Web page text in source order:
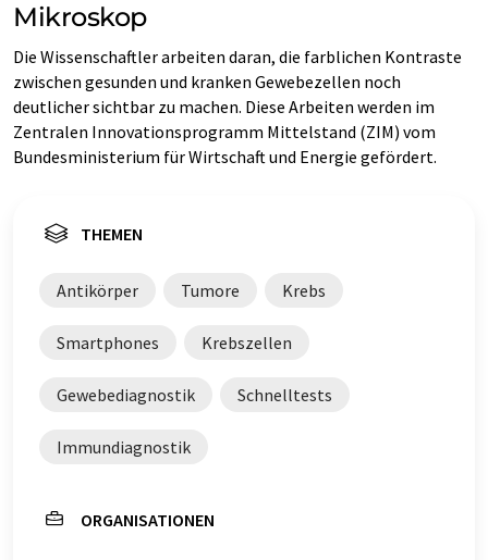
Mikroskop
Die Wissenschaftler arbeiten daran, die farblichen Kontraste
zwischen gesunden und kranken Gewebezellen noch
deutlicher sichtbar zu machen. Diese Arbeiten werden im
Zentralen Innovationsprogramm Mittelstand (ZIM) vom
Bundesministerium für Wirtschaft und Energie gefördert.
THEMEN
Antikörper Tumore Krebs
Smartphones Krebszellen
Gewebediagnostik Schnelltests
Immundiagnostik
ORGANISATIONEN